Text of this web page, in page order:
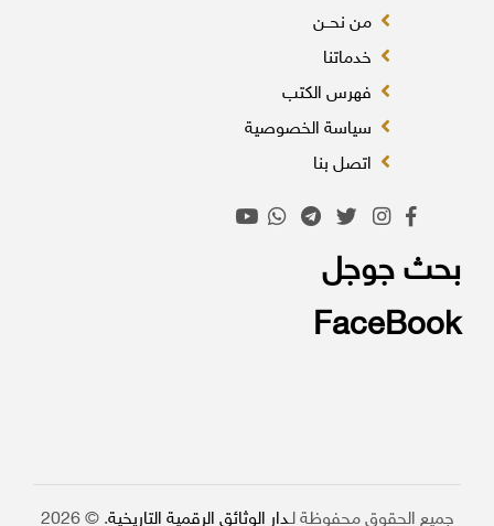
من نحــن
خدماتنا
فهرس الكتب
سياسة الخصوصية
اتصل بنا
بحث جوجل
FaceBook
جميع الحقوق محفوظة لـ دار الوثائق الرقمية التاريخية. © 2026